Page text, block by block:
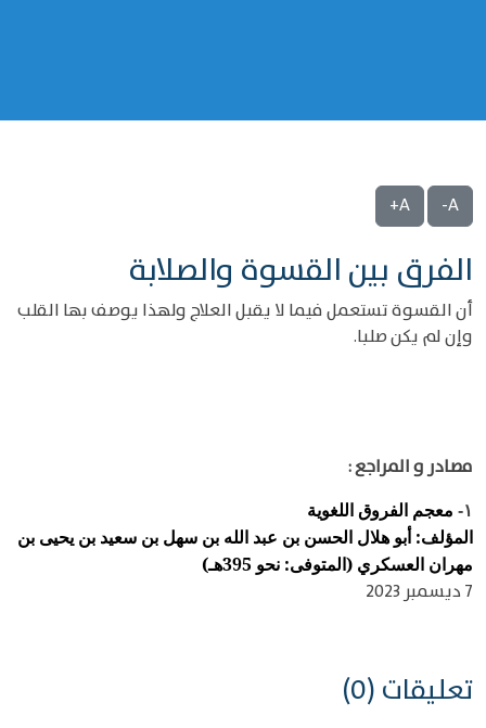
A-
A+
الفرق بين القسوة والصلابة
أن القسوة تستعمل فيما لا يقبل العلاج ولهذا يوصف بها القلب
وإن لم يكن صلبا.
مصادر و المراجع :
١-
معجم الفروق اللغوية
المؤلف: أبو هلال الحسن بن عبد الله بن سهل بن سعيد بن يحيى بن
مهران العسكري (المتوفى: نحو 395هـ)
7 ديسمبر 2023
تعليقات (0)